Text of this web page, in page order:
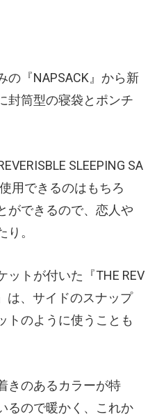
の『NAPSACK』から新
封筒型の寝袋とポンチ
SLEEPING SA
用できるのはもちろ
ができるので、恋人や
。
ットが付いた『THE REV
は、サイドのスナップ
トのように使うことも
きのあるカラーが特
るので暖かく、これか